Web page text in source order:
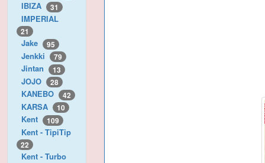
IBIZA 31
IMPERIAL
21
Jake 95
Jenkki 79
Jintan 13
JOJO 28
KANEBO 42
KARSA 10
Kent 109
Kent - TipiTip
22
Kent - Turbo